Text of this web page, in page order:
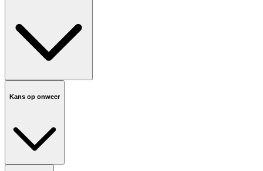
Kans op onweer